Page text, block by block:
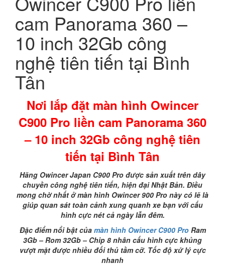
cam Panorama 360 –
10 inch 32Gb công
nghệ tiên tiến tại Bình
Tân
Nơi lắp đặt màn hình Owincer
C900 Pro liền cam Panorama 360
– 10 inch 32Gb công nghệ tiên
tiến tại Bình Tân
Hãng Owincer Japan C900 Pro được sản xuất trên dây
chuyền công nghệ tiên tiến, hiện đại Nhật Bản. Điều
mong chờ nhất ở màn hình Owincer 900 Pro này có lẽ là
giúp quan sát toàn cảnh xung quanh xe bạn với cấu
hình cực nét cả ngày lẫn đêm.
Đặc điểm nổi bật của màn hình Owincer C900 ProRam
3Gb – Rom 32Gb – Chip 8 nhân cấu hình cực khủng
vượt mặt được nhiều đối thủ tầm cỡ. Tốc độ xử lý cực
nhanh